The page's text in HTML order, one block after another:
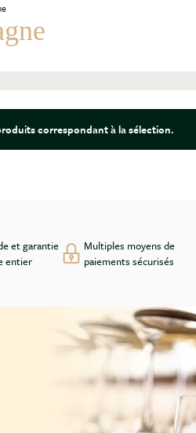
correspondant à la sélection.
et garantie
entier
Multiples moyens de
paiements sécurisés